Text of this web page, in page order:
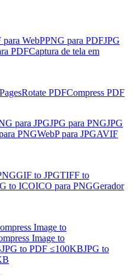
para WebPPNG para PDFJPG
PDFCaptura de tela em
Rotate PDFCompress PDF
para JPGJPG para PNGJPG
PNGWebP para JPGAVIF
GIF to JPGTIFF to
to ICOICO para PNGGerador
Image to
Image to
JPG to PDF ≤100KBJPG to